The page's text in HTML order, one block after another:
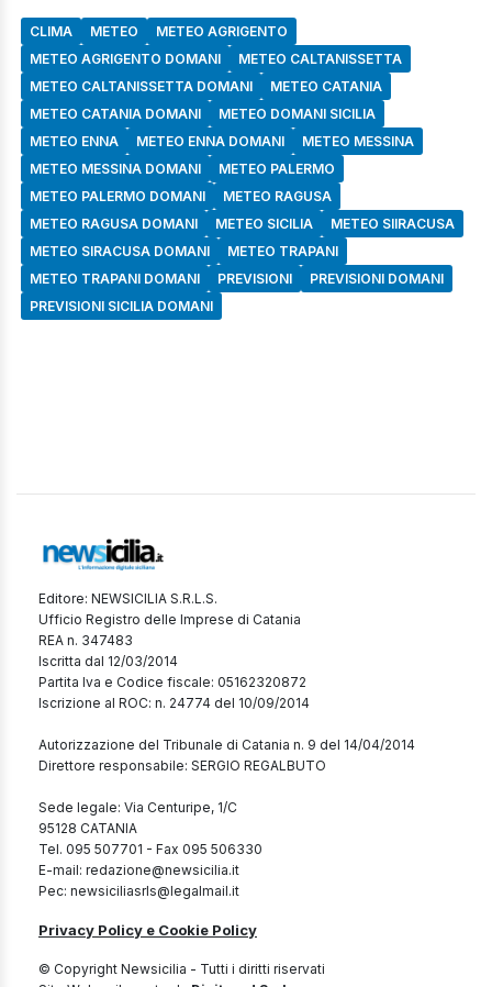
CLIMA METEO
METEO AGRIGENTO
METEO AGRIGENTO DOMANI
METEO CALTANISSETTA
METEO CALTANISSETTA DOMANI
METEO CATANIA
METEO CATANIA DOMANI
METEO DOMANI SICILIA
METEO ENNA
METEO ENNA DOMANI
METEO MESSINA
METEO MESSINA DOMANI
METEO PALERMO
METEO PALERMO DOMANI
METEO RAGUSA
METEO RAGUSA DOMANI
METEO SICILIA
METEO SIIRACUSA
METEO SIRACUSA DOMANI
METEO TRAPANI
METEO TRAPANI DOMANI
PREVISIONI
PREVISIONI DOMANI
PREVISIONI SICILIA DOMANI
Editore: NEWSICILIA S.R.L.S.
Ufficio Registro delle Imprese di Catania
REA n. 347483
Iscritta dal 12/03/2014
Partita Iva e Codice fiscale: 05162320872
Iscrizione al ROC: n. 24774 del 10/09/2014
Autorizzazione del Tribunale di Catania n. 9 del 14/04/2014
Direttore responsabile: SERGIO REGALBUTO
Sede legale: Via Centuripe, 1/C
95128 CATANIA
Tel. 095 507701 - Fax 095 506330
E-mail: redazione@newsicilia.it
Pec: newsiciliasrls@legalmail.it
Privacy Policy e Cookie Policy
© Copyright Newsicilia - Tutti i diritti riservati